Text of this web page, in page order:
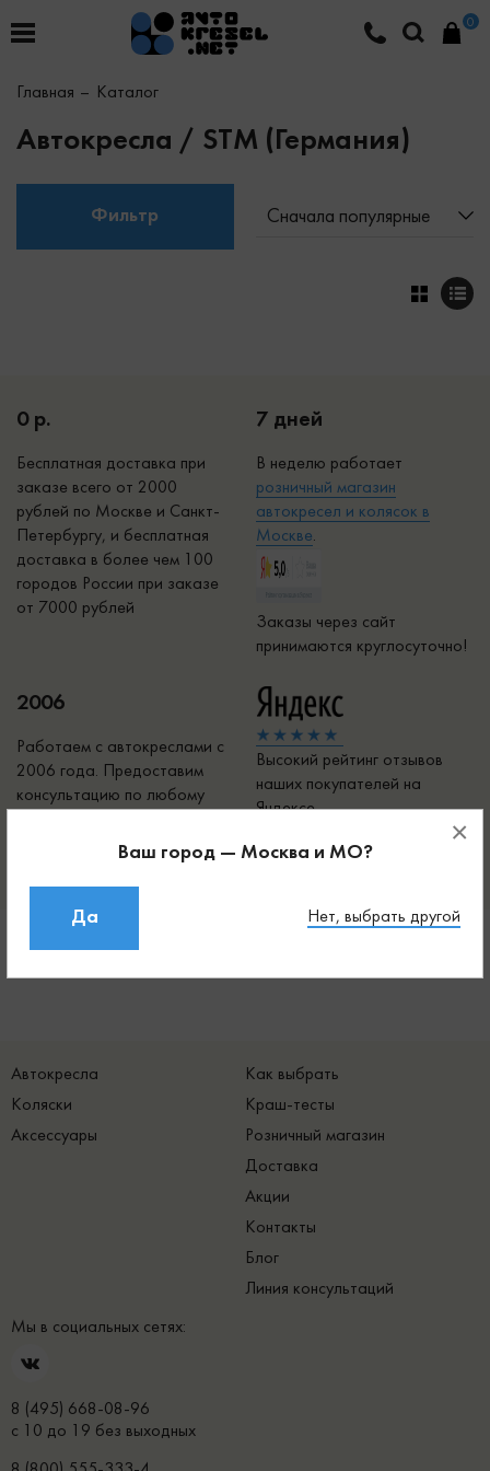
Ваш город — Москва и МО?
Да Нет, выбрать другой
×
0
Главная Каталог
Автокресла / STM (Германия)
Фильтр Сначала популярные
0 р.
Бесплатная доставка при
заказе всего от 2000
рублей по Москве и Санкт-
Петербургу, и бесплатная
доставка в более чем 100
городов России при заказе
от 7000 рублей
7 дней
В неделю работает
розничный магазин
автокресел и колясок в
Москве.
Заказы через сайт
принимаются круглосуточно!
2006
Работаем с автокреслами с
2006 года. Предоставим
консультацию по любому
Высокий рейтинг отзывов
наших покупателей на
Яндексе
Добавить отзыв
Автокресла
Коляски
Аксессуары
Как выбрать
Краш-тесты
Розничный магазин
Доставка
Акции
Контакты
Блог
Линия консультаций
Мы в социальных сетях:
8 (495) 668-08-96
с 10 до 19 без выходных